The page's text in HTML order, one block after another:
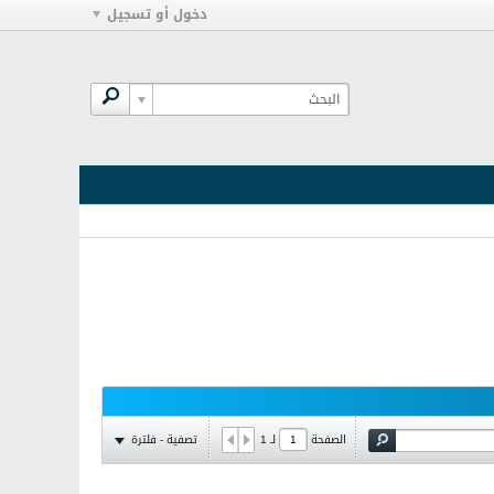
دخول أو تسجيل
الصفحة لـ1 تصفية - فلترة